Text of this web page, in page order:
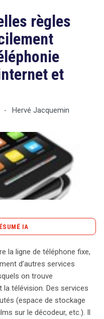
vue ?
CONTACT
règles
et
- Hervé Jacquemin
IA
évolue, et la
sans tracas devient
Actuellement,
à des services
à Internet et la
la ligne de téléphone fixe,
d’autres services
on trouve
la télévision. Des services
(espace de stockage
sur le décodeur, etc.). Il